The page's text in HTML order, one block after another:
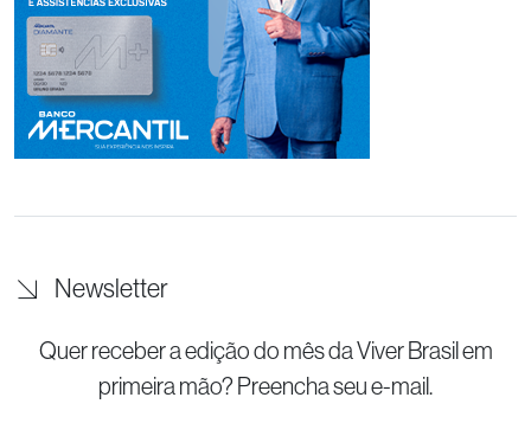
Newsletter
Quer receber a edição do mês da Viver Brasil em
primeira mão? Preencha seu e-mail.